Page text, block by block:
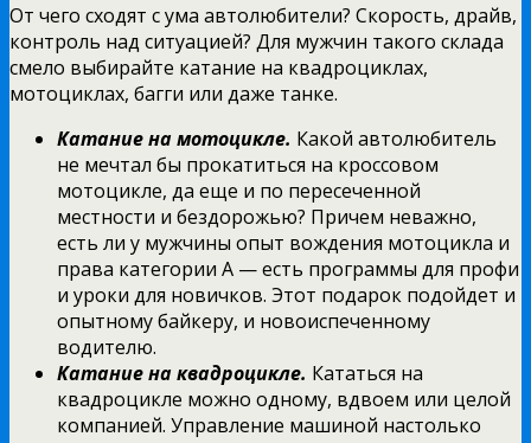
От чего сходят с ума автолюбители? Скорость, драйв,
контроль над ситуацией? Для мужчин такого склада
смело выбирайте катание на квадроциклах,
мотоциклах, багги или даже танке.
Катание на мотоцикле. Какой автолюбитель
не мечтал бы прокатиться на кроссовом
мотоцикле, да еще и по пересеченной
местности и бездорожью? Причем неважно,
есть ли у мужчины опыт вождения мотоцикла и
права категории А — есть программы для профи
и уроки для новичков. Этот подарок подойдет и
опытному байкеру, и новоиспеченному
водителю.
Катание на квадроцикле. Кататься на
квадроцикле можно одному, вдвоем или целой
компанией. Управление машиной настолько